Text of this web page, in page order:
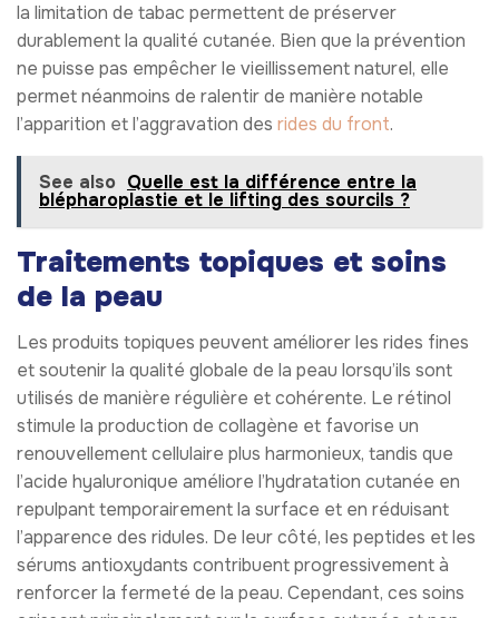
la limitation de tabac permettent de préserver
durablement la qualité cutanée. Bien que la prévention
ne puisse pas empêcher le vieillissement naturel, elle
permet néanmoins de ralentir de manière notable
l’apparition et l’aggravation des rides du front.
See also Quelle est la différence entre la
blépharoplastie et le lifting des sourcils ?
Traitements topiques et soins
de la peau
Les produits topiques peuvent améliorer les rides fines
et soutenir la qualité globale de la peau lorsqu’ils sont
utilisés de manière régulière et cohérente. Le rétinol
stimule la production de collagène et favorise un
renouvellement cellulaire plus harmonieux, tandis que
l’acide hyaluronique améliore l’hydratation cutanée en
repulpant temporairement la surface et en réduisant
l’apparence des ridules. De leur côté, les peptides et les
sérums antioxydants contribuent progressivement à
renforcer la fermeté de la peau. Cependant, ces soins